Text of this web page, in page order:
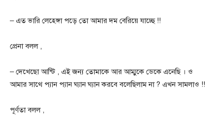
– এত ভারি লেহেঙ্গা পড়ে তো আমার দম বেরিয়ে যাচ্ছে !!
প্রেনা বলল ,
– দেখেছো আন্টি , এই জন্য তোমাকে আর আম্মুকে ডেকে এনেছি । ও
আমার সাথে প্যান প্যান ঘ্যান ঘ্যান করবে বলেছিলাম না ? এখন সামলাও !!
পূর্ণতা বলল ,